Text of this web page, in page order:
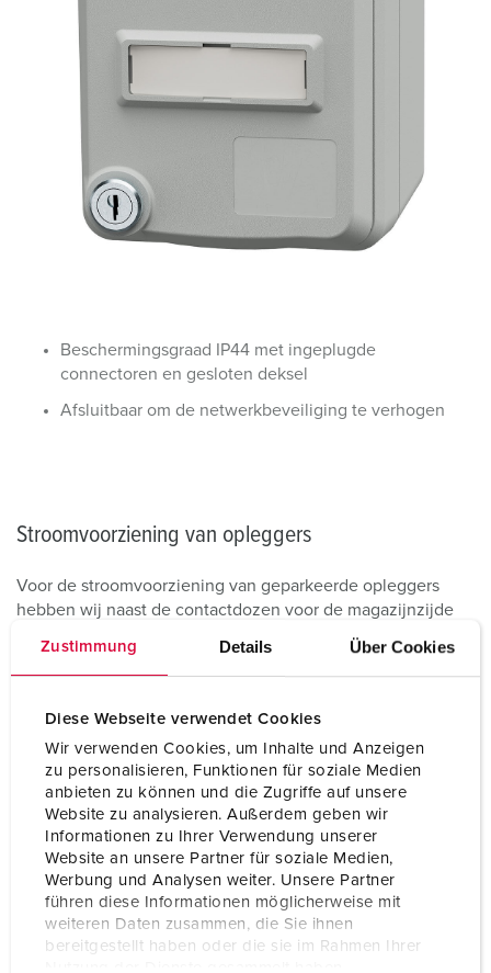
Zustimmung Details Über Cookies
Diese Webseite verwendet Cookies
Wir verwenden Cookies, um Inhalte und Anzeigen
zu personalisieren, Funktionen für soziale Medien
anbieten zu können und die Zugriffe auf unsere
Website zu analysieren. Außerdem geben wir
Informationen zu Ihrer Verwendung unserer
Website an unsere Partner für soziale Medien,
Werbung und Analysen weiter. Unsere Partner
führen diese Informationen möglicherweise mit
weiteren Daten zusammen, die Sie ihnen
bereitgestellt haben oder die sie im Rahmen Ihrer
Beschermingsgraad IP44 met ingeplugde
connectoren en gesloten deksel
Afsluitbaar om de netwerkbeveiliging te verhogen
Stroomvoorziening van opleggers
Voor de stroomvoorziening van geparkeerde opleggers
hebben wij naast de contactdozen voor de magazijnzijde
ook stekkers en koppelingen voor de noodzakelijke
voedingsleidingen in de aanbieding. Het bijzonder
duurzame contactmateriaal van onze PowerTOP® Xtra-
en met weinig kracht duizenden keren worden ingestoken
en uitgetrokken.
Dankzij ons wereldwijde verkoopnetwerk van
dochterondernemingen, vertegenwoordigingen en partners
alsmede onze knowhow op het gebied van de logistieke
branche kunnen we u bij de planning en uitvoering van uw
projecten individueel ter zijde staan. Onze
contactpersonen ondersteunen u graag bij de selectie van